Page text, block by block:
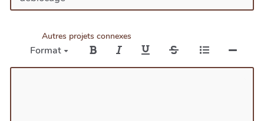
Autres projets connexes
Format